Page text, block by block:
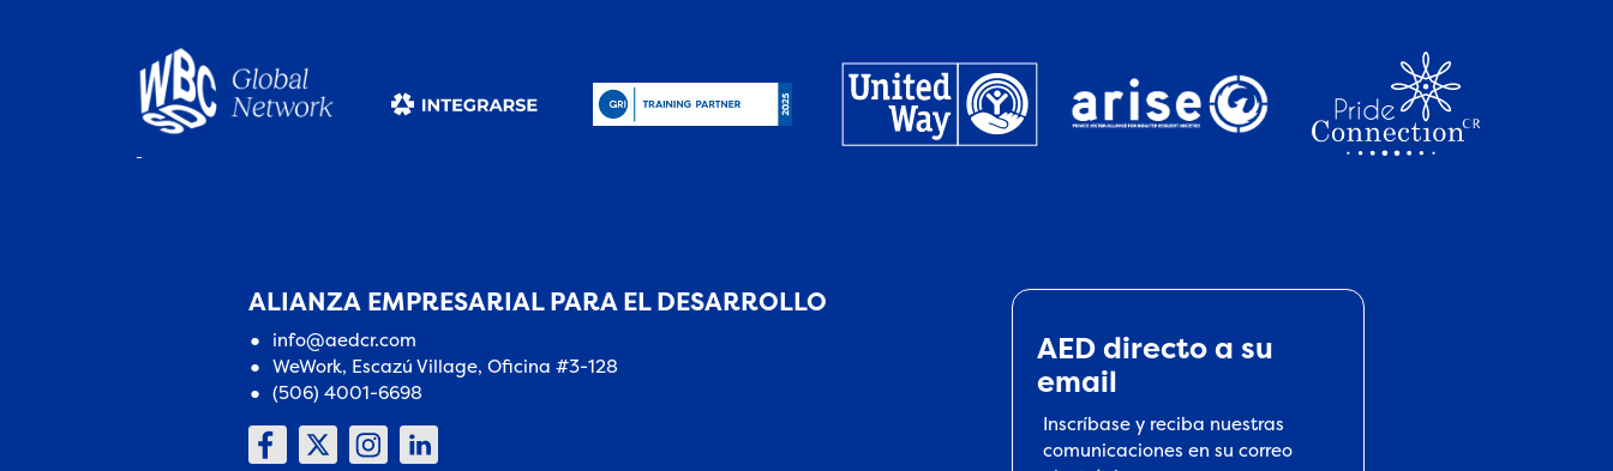
ALIANZA EMPRESARIAL PARA EL DESARROLLO
info@aedcr.com
WeWork, Escazú Village, Oficina #3-128
(506) 4001-6698
AED directo a su
email
Inscríbase y reciba nuestras
comunicaciones en su correo